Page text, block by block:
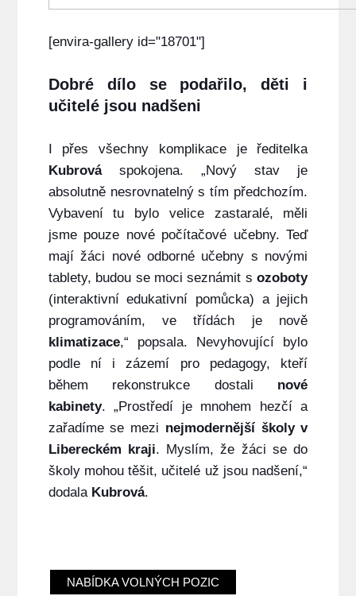
[envira-gallery id="18701"]
Dobré dílo se podařilo, děti i
učitelé jsou nadšeni
I přes všechny komplikace je ředitelka
Kubrováspokojena. „Nový stav je
absolutně nesrovnatelný s tím předchozím.
Vybavení tu bylo velice zastaralé, měli
jsme pouze nové počítačové učebny. Teď
mají žáci nové odborné učebny s novými
tablety, budou se moci seznámit sozoboty
(interaktivní edukativní pomůcka) a jejich
programováním, ve třídách je nově
klimatizace,“ popsala. Nevyhovující bylo
podle ní i zázemí pro pedagogy, kteří
během rekonstrukce dostali nové
kabinety. „Prostředí je mnohem hezčí a
zařadíme se mezi nejmodernější školy v
Libereckém kraji. Myslím, že žáci se do
školy mohou těšit, učitelé už jsou nadšení,“
dodala Kubrová.
NABÍDKA VOLNÝCH POZIC